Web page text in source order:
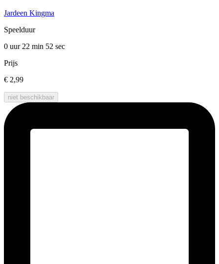
Jardeen Kingma
Speelduur
0 uur 22 min 52 sec
Prijs
€ 2,99
niet beschikbaar